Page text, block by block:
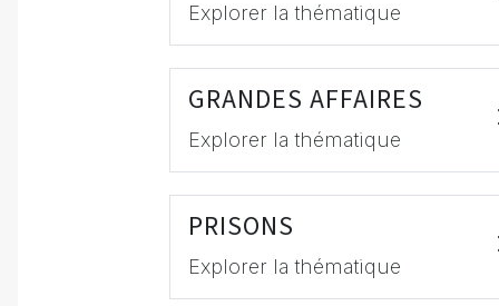
Explorer la thématique
GRANDES AFFAIRES
Explorer la thématique
PRISONS
Explorer la thématique